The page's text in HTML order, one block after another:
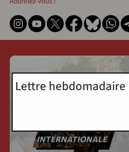
Lettre hebdomadaire